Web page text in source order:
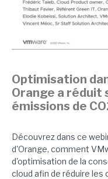
Optimisation
Orange a réduit
émissions de
Découvrez dans ce
d'Orange, comment
d'optimisation de la
cloud afin de réduire